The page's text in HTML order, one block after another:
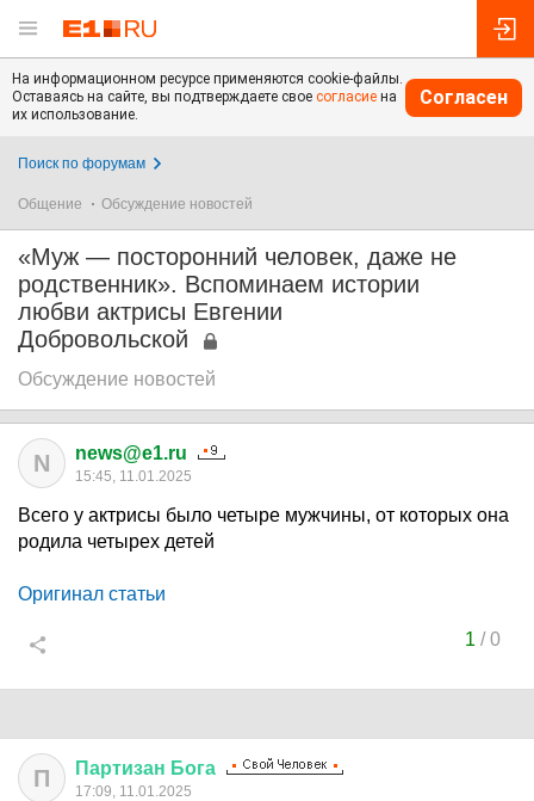
На информационном ресурсе применяются cookie-файлы.
Оставаясь на сайте, вы подтверждаете свое согласие на
их использование.
Согласен
Поиск по форумам
Общение Обсуждение новостей
«Муж — посторонний человек, даже не
родственник». Вспоминаем истории
любви актрисы Евгении
Добровольской
Обсуждение новостей
N news@e1.ru
15:45, 11.01.2025
Всего у актрисы было четыре мужчины, от которых она
родила четырех детей
Оригинал статьи
1 /0
П Партизан Бога
17:09, 11.01.2025